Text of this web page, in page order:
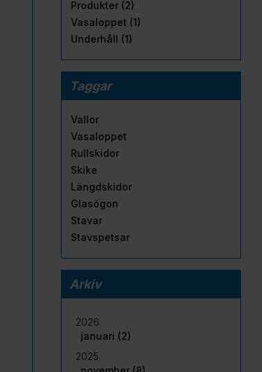
Produkter (2)
Vasaloppet (1)
Underhåll (1)
Taggar
Vallor
Vasaloppet
Rullskidor
Skike
Längdskidor
Glasögon
Stavar
Stavspetsar
Arkiv
2026
januari (2)
2025